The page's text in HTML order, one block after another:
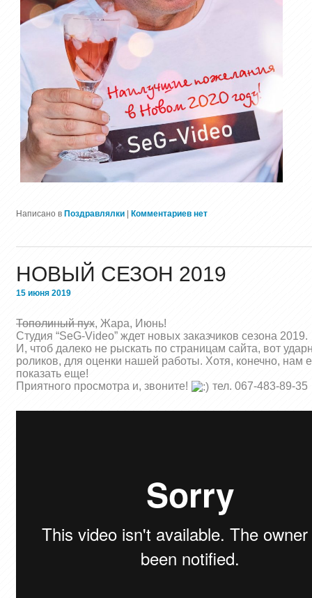
Написано в Поздравлялки | Комментариев нет
НОВЫЙ СЕЗОН 2019
15 июня 2019
Тополиный пух, Жара, Июнь!
Студия “SeG-Video” ждет новых заказчиков сезона 2019.
И, чтоб далеко не рыскать по страницам сайта, вот
роликов, для оценки нашей работы. Хотя, конечно, нам
показать еще!
Приятного просмотра и, звоните!
тел. 067-483-89-35